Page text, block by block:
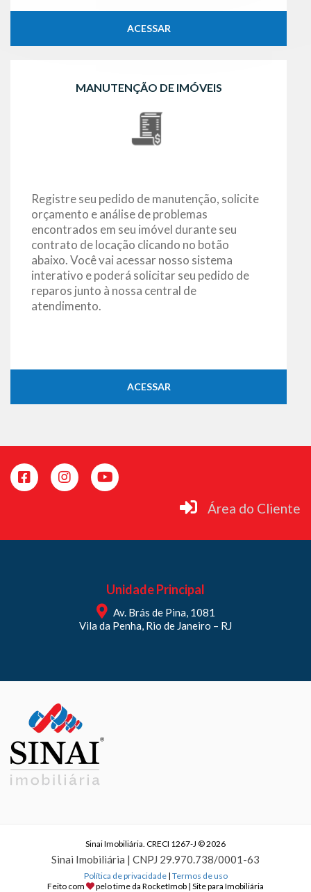
ACESSAR
MANUTENÇÃO DE IMÓVEIS
Registre seu pedido de manutenção, solicite
orçamento e análise de problemas
encontrados em seu imóvel durante seu
contrato de locação clicando no botão
abaixo. Você vai acessar nosso sistema
interativo e poderá solicitar seu pedido de
reparos junto à nossa central de
atendimento.
ACESSAR
Área do Cliente
Unidade Principal
Av. Brás de Pina, 1081
Vila da Penha, Rio de Janeiro – RJ
Sinai Imobiliária. CRECI 1267-J © 2026
Sinai Imobiliária | CNPJ 29.970.738/0001-63
Política de privacidade| Termos de uso
Feito com
pelo time da RocketImob | Site para Imobiliária